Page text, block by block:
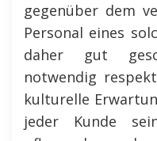
gegenüber dem
Personal eines
daher gut
notwendig
kulturelle
jeder Kunde